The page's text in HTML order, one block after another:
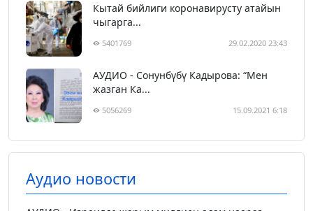
Кытай бийлиги коронавирусту атайын
чыгарга...
5401769 29.02.2020 23:43
АУДИО - Сонунбүбү Кадырова: “Мен
жазган Ка...
5056269 15.09.2021 6:18
Аудио новости